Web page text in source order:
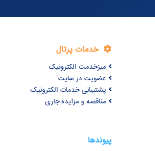
خدمات پرتال
میزخدمت الکترونیک
عضویت در سایت
پشتیبانی خدمات الکترونیک
مناقصه و مزایده جاری
پیوندها